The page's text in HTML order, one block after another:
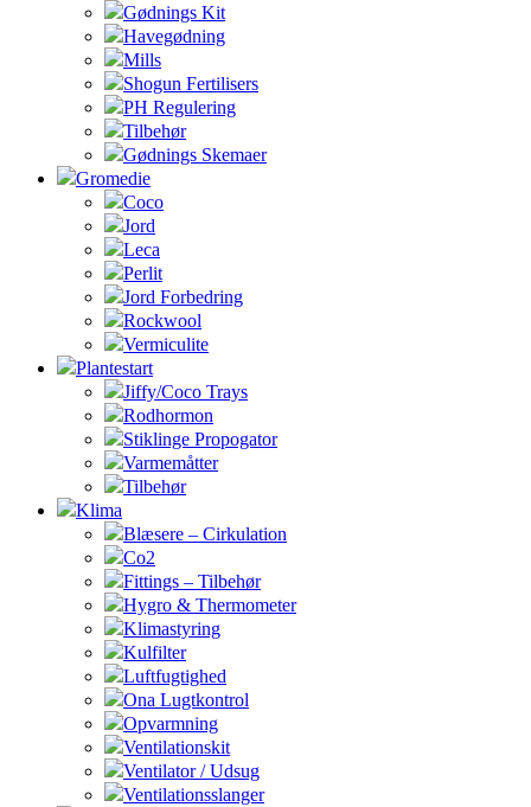
Gødnings Kit
Havegødning
Mills
Shogun Fertilisers
PH Regulering
Tilbehør
Gødnings Skemaer
Gromedie
Coco
Jord
Leca
Perlit
Jord Forbedring
Rockwool
Vermiculite
Plantestart
Jiffy/Coco Trays
Rodhormon
Stiklinge Propogator
Varmemåtter
Tilbehør
Klima
Blæsere – Cirkulation
Co2
Fittings – Tilbehør
Hygro & Thermometer
Klimastyring
Kulfilter
Luftfugtighed
Ona Lugtkontrol
Opvarmning
Ventilationskit
Ventilator / Udsug
Ventilationsslanger